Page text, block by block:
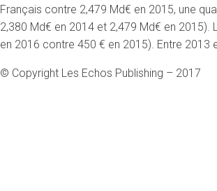
Français contre 2,479 Md€ en 2015, une
2,380 Md€ en 2014 et 2,479 Md€ en
en 2016 contre 450 € en 2015). Entre 2013
© Copyright Les Echos Publishing – 2017